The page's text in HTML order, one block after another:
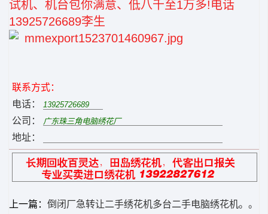
试机、机台包你满意、低八千至1万多!电话
13925726689李生
联系方式：
电话：
公司：
地址：
上一篇： 倒闭厂急转让二手绣花机多台二手电脑绣花机。。